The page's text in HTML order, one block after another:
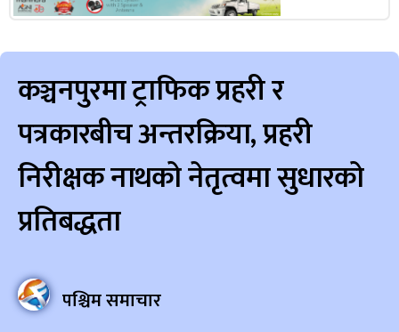
कञ्चनपुरमा ट्राफिक प्रहरी र
पत्रकारबीच अन्तरक्रिया, प्रहरी
निरीक्षक नाथको नेतृत्वमा सुधारको
प्रतिबद्धता
पश्चिम समाचार